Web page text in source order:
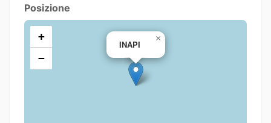
Posizione
INAPI
×
+
−